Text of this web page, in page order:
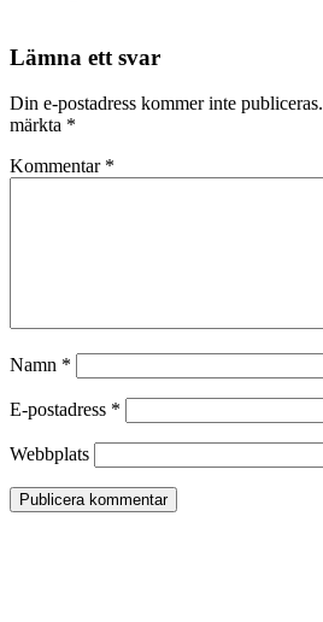
Lämna ett svar
Din e-postadress kommer inte publiceras.
märkta *
Kommentar *
Namn *
E-postadress *
Webbplats